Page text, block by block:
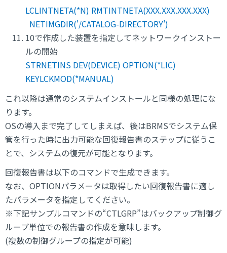
LCLINTNETA(*N) RMTINTNETA(XXX.XXX.XXX.XXX)
NETIMGDIR('/CATALOG-DIRECTORY')
10で作成した装置を指定してネットワークインストー
ルの開始
STRNETINS DEV(DEVICE) OPTION(*LIC)
KEYLCKMOD(*MANUAL)
これ以降は通常のシステムインストールと同様の処理にな
ります。
OSの導入まで完了してしまえば、後はBRMSでシステム保
管を行った時に出力可能な回復報告書のステップに従うこ
とで、システムの復元が可能となります。
回復報告書は以下のコマンドで生成できます。
なお、OPTIONパラメータは取得したい回復報告書に適し
たパラメータを指定してください。
※下記サンプルコマンドの“CTLGRP”はバックアップ制御グ
ループ単位での報告書の作成を意味します。
(複数の制御グループの指定が可能)